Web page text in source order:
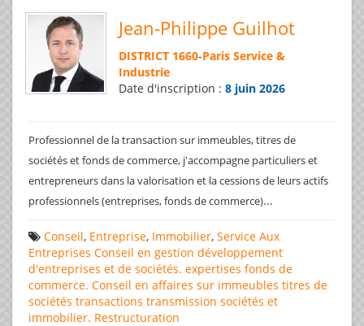
Jean-Philippe Guilhot
DISTRICT 1660-Paris Service &
Industrie
Date d'inscription : 8 juin 2026
Professionnel de la transaction sur immeubles, titres de
sociétés et fonds de commerce, j'accompagne particuliers et
entrepreneurs dans la valorisation et la cessions de leurs actifs
professionnels (entreprises, fonds de commerce)...
Conseil, Entreprise, Immobilier, Service Aux
Entreprises Conseil en gestion développement
d'entreprises et de sociétés. expertises fonds de
commerce. Conseil en affaires sur immeubles titres de
sociétés transactions transmission sociétés et
immobilier. Restructuration